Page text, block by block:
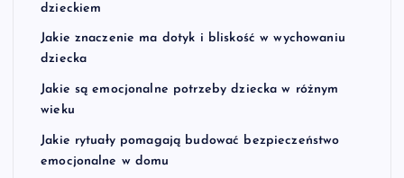
dzieckiem
Jakie znaczenie ma dotyk i bliskość w wychowaniu
dziecka
Jakie są emocjonalne potrzeby dziecka w różnym
wieku
Jakie rytuały pomagają budować bezpieczeństwo
emocjonalne w domu